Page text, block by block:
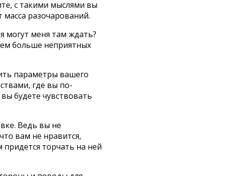
с такими мыслями вы
разочарований.
могут меня там ждать?
больше неприятных
параметры вашего
где вы по-
будете чувствовать
Ведь вы не
вам не нравится,
торчать на ней